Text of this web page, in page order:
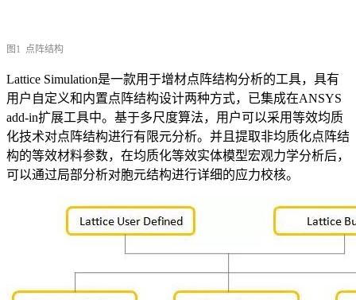
图1 点阵结构
Lattice Simulation是一款用于增材点阵结构分析的工具，具有
用户自定义和内置点阵结构设计两种方式，已集成在ANSYS
add-in扩展工具中。基于多尺度算法，用户可以采用等效均质
化技术对点阵结构进行有限元分析。并且提取非均质化点阵结
构的等效材料参数，在均质化等效实体模型宏观力学分析后，
可以通过局部分析对胞元结构进行详细的应力校核。